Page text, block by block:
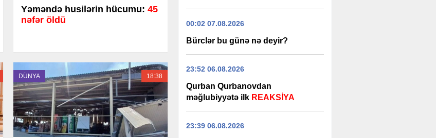
Yəməndə husilərin hücumu: 45
nəfər öldü
DÜNYA 18:38
00:02 07.08.2026
Bürclər bu günə nə deyir?
23:52 06.08.2026
Qurban Qurbanovdan
məğlubiyyətə ilk REAKSİYA
23:39 06.08.2026